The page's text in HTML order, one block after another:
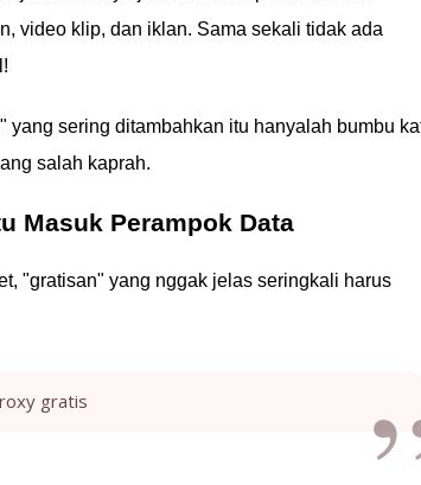
video klip, dan iklan. Sama sekali tidak ada
sering ditambahkan itu hanyalah bumbu
salah kaprah.
Masuk Perampok Data
"gratisan" yang nggak jelas seringkali harus
gratis